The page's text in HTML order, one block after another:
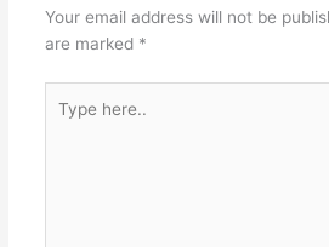
Your email address will not be
are marked *
here..